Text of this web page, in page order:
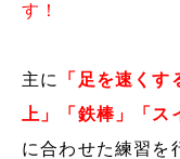
す！
主に
「足を速く
上」「鉄棒」「ス
に合わせた練習を